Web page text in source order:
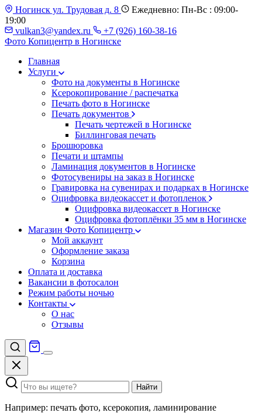
Ногинск ул. Трудовая д. 8
Ежедневно: Пн-Вс : 09:00-
19:00
vulkan3@yandex.ru
+7 (926) 160-38-16
Фото Копицентр в Ногинске
Главная
Услуги
Фото на документы в Ногинске
Ксерокопирование / распечатка
Печать фото в Ногинске
Печать документов
Печать чертежей в Ногинске
Биллинговая печать
Брошюровка
Печати и штампы
Ламинация документов в Ногинске
Фотосувениры на заказ в Ногинске
Гравировка на сувенирах и подарках в Ногинске
Оцифровка видеокассет и фотопленок
Оцифровка видеокассет в Ногинске
Оцифровка фотоплёнки 35 мм в Ногинске
Магазин Фото Копицентр
Мой аккаунт
Оформление заказа
Корзина
Оплата и доставка
Вакансии в фотосалон
Режим работы ночью
Контакты
О нас
Отзывы
Найти
Например: печать фото, ксерокопия, ламинирование